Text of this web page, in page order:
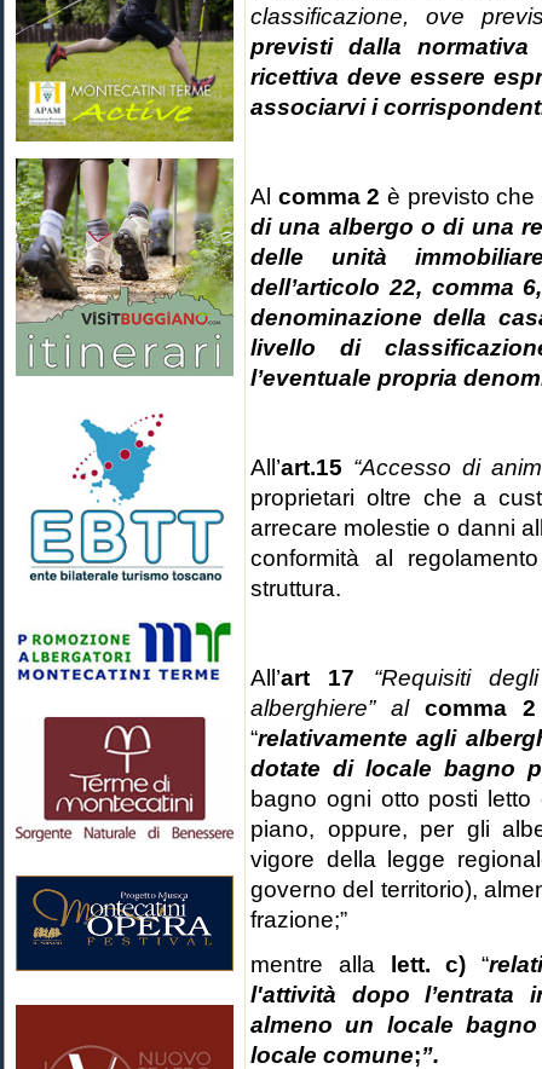
classificazione, ove
previsti dalla
ricettiva deve essere
associarvi i
Al comma 2 è previsto che
di una albergo o di una
delle unità
dell’articolo 22, comma
denominazione della
livello di
l’eventuale propria
All’art.15 “Accesso di
proprietari oltre che a
arrecare molestie o danni
conformità al
struttura.
All’art 17 “Requisiti
alberghiere” alcomma
“relativamente agli
dotate di locale bagno
bagno ogni otto posti
piano, oppure, per gli
vigore della legge
governo del territorio),
frazione;”
mentre alla lett. c) “
l'attività dopo l’entrata
almeno un locale
locale comune;”.